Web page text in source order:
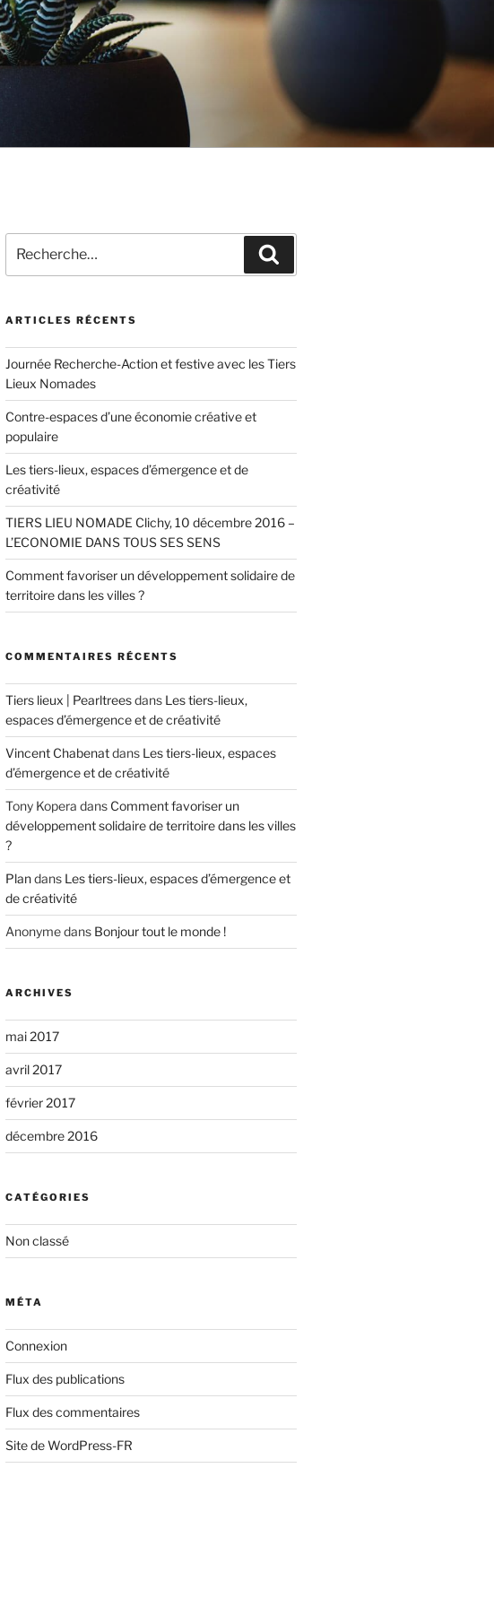
pour
:
ARTICLES RÉCENTS
Journée Recherche-Action et festive avec les Tiers
Lieux Nomades
Contre-espaces d’une économie créative et
populaire
Les tiers-lieux, espaces d’émergence et de
créativité
TIERS LIEU NOMADE Clichy, 10 décembre 2016 –
L’ECONOMIE DANS TOUS SES SENS
Comment favoriser un développement solidaire de
territoire dans les villes ?
COMMENTAIRES RÉCENTS
Tiers lieux | Pearltreesdans Les tiers-lieux,
espaces d’émergence et de créativité
Vincent Chabenatdans Les tiers-lieux, espaces
d’émergence et de créativité
Tony Kopera dans Comment favoriser un
développement solidaire de territoire dans les villes
?
Plandans Les tiers-lieux, espaces d’émergence et
de créativité
Anonymedans Bonjour tout le monde !
ARCHIVES
mai 2017
avril 2017
février 2017
décembre 2016
CATÉGORIES
Non classé
MÉTA
Connexion
Flux des publications
Flux des commentaires
Site de WordPress-FR